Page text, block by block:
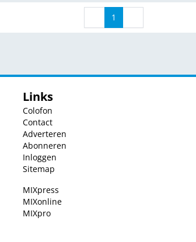
1
Links
Colofon
Contact
Adverteren
Abonneren
Inloggen
Sitemap
MIXpress
MIXonline
MIXpro